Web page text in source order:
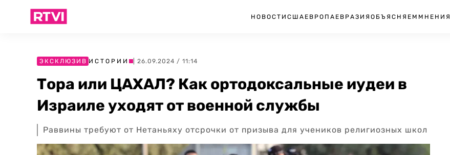
НОВОСТИ США ЕВРОПА ЕВРАЗИЯ ОБЪЯСНЯЕМ МНЕНИЯ
ЭКСКЛЮЗИВ ИСТОРИИ | 26.09.2024 / 11:14
Тора или ЦАХАЛ? Как ортодоксальные иудеи в
Израиле уходят от военной службы
Раввины требуют от Нетаньяху отсрочки от призыва для учеников религиозных школ